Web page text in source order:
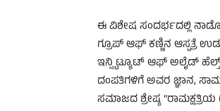
ಈ ವಿಶೇಷ ಸಂದರ್ಭದಲ್ಲಿ
ಗ್ರೂಪ್ ಆಫ್ ಕಣ್ಣಿನ ಆಸ್ಪತ್ರೆ
ಇನ್ಸ್ಟಿಟ್ಯೂಟ್ ಆಫ್ ಅಲೈಡ್ ಹೆಲ್ತ್
ದಂಪತಿಗಳಿಗೆ ಅವರ ಜ್ಞಾನ,
ಸಮಾಜದ ಶ್ರೇಷ್ಠ